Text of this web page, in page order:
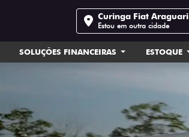
Curinga Fiat Araguari
Estou em outra cidade
SOLUÇÕES FINANCEIRAS ESTOQUE